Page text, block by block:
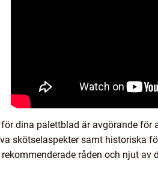
dina palettblad är avgörande
skötselaspekter samt historiska
råden och njut